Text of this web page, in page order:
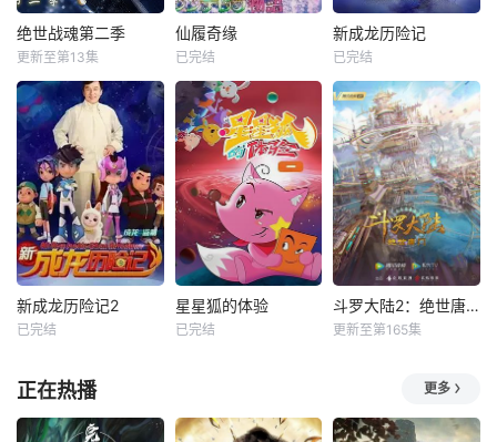
绝世战魂第二季
更新至第13集
仙履奇缘
已完结
新成龙历险记
已完结
新成龙历险记2
已完结
星星狐的体验
已完结
斗罗大陆2：绝世唐门
更新至第165集
正在热播 更多